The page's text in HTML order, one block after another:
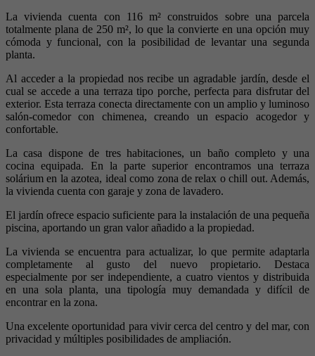
La vivienda cuenta con 116 m² construidos sobre una parcela
totalmente plana de 250 m², lo que la convierte en una opción muy
cómoda y funcional, con la posibilidad de levantar una segunda
planta.
Al acceder a la propiedad nos recibe un agradable jardín, desde el
cual se accede a una terraza tipo porche, perfecta para disfrutar del
exterior. Esta terraza conecta directamente con un amplio y luminoso
salón-comedor con chimenea, creando un espacio acogedor y
confortable.
La casa dispone de tres habitaciones, un baño completo y una
cocina equipada. En la parte superior encontramos una terraza
solárium en la azotea, ideal como zona de relax o chill out. Además,
la vivienda cuenta con garaje y zona de lavadero.
El jardín ofrece espacio suficiente para la instalación de una pequeña
piscina, aportando un gran valor añadido a la propiedad.
La vivienda se encuentra para actualizar, lo que permite adaptarla
completamente al gusto del nuevo propietario. Destaca
especialmente por ser independiente, a cuatro vientos y distribuida
en una sola planta, una tipología muy demandada y difícil de
encontrar en la zona.
Una excelente oportunidad para vivir cerca del centro y del mar, con
privacidad y múltiples posibilidades de ampliación.